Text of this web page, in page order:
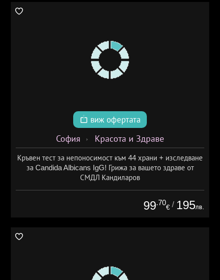
виж офертата
София Красота и Здраве
Кръвен тест за непоносимост към 44 храни + изследване
за Candida Albicans IgG! Грижа за вашето здраве от
СМДЛ Кандиларов
99.70
€ / 195лв.